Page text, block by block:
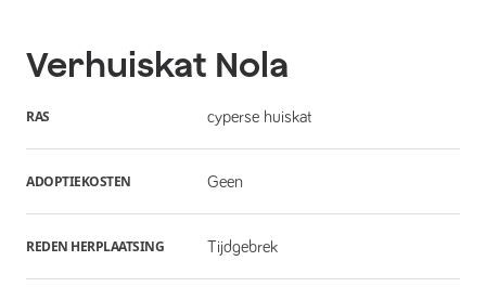
Verhuiskat Nola
RAS cyperse huiskat
ADOPTIEKOSTEN Geen
REDEN HERPLAATSING Tijdgebrek